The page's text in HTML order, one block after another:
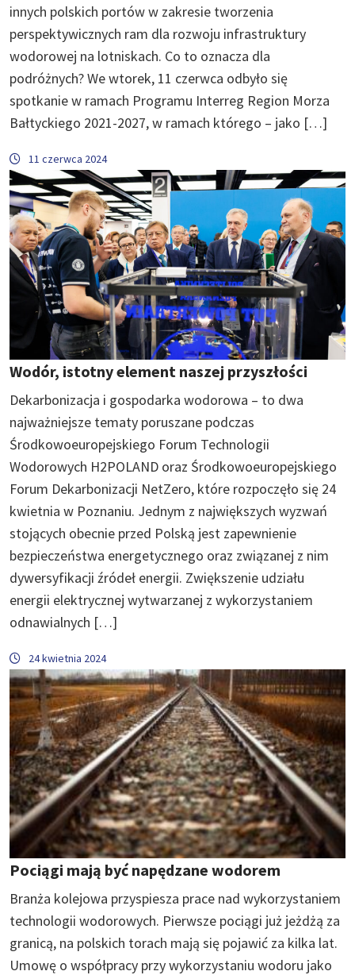
innych polskich portów w zakresie tworzenia
perspektywicznych ram dla rozwoju infrastruktury
wodorowej na lotniskach. Co to oznacza dla
podróżnych? We wtorek, 11 czerwca odbyło się
spotkanie w ramach Programu Interreg Region Morza
Bałtyckiego 2021-2027, w ramach którego – jako […]
11 czerwca 2024
Wodór, istotny element naszej przyszłości
Dekarbonizacja i gospodarka wodorowa – to dwa
najważniejsze tematy poruszane podczas
Środkowoeuropejskiego Forum Technologii
Wodorowych H2POLAND oraz Środkowoeuropejskiego
Forum Dekarbonizacji NetZero, które rozpoczęło się 24
kwietnia w Poznaniu. Jednym z największych wyzwań
stojących obecnie przed Polską jest zapewnienie
bezpieczeństwa energetycznego oraz związanej z nim
dywersyfikacji źródeł energii. Zwiększenie udziału
energii elektrycznej wytwarzanej z wykorzystaniem
odnawialnych […]
24 kwietnia 2024
Pociągi mają być napędzane wodorem
Branża kolejowa przyspiesza prace nad wykorzystaniem
technologii wodorowych. Pierwsze pociągi już jeżdżą za
granicą, na polskich torach mają się pojawić za kilka lat.
Umowę o współpracy przy wykorzystaniu wodoru jako